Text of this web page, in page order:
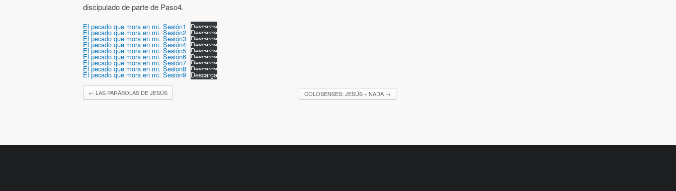
discipulado de parte de Paso4.
El pecado que mora en mi. Sesión1 Descarga
El pecado que mora en mi. Sesión2 Descarga
El pecado que mora en mi. Sesión3 Descarga
El pecado que mora en mi. Sesión4 Descarga
El pecado que mora en mi. Sesión5 Descarga
El pecado que mora en mi. Sesión6 Descarga
El pecado que mora en mi. Sesión7 Descarga
El pecado que mora en mi. Sesion8 Descarga
El pecado que mora en mi. Sesión9 Descarga
← LAS PARÁBOLAS DE JESÚS COLOSENSES: JESÚS + NADA →